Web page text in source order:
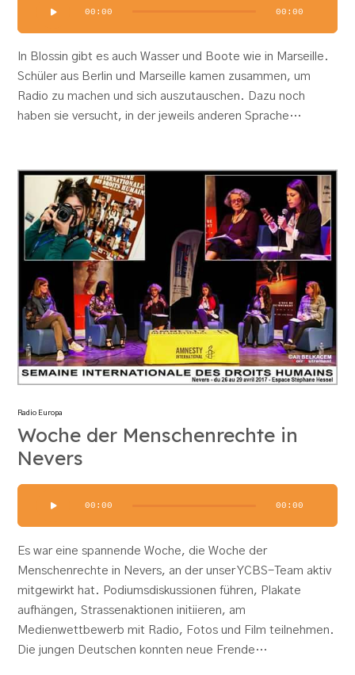
00:00 00:00
In Blossin gibt es auch Wasser und Boote wie in Marseille.
Schüler aus Berlin und Marseille kamen zusammen, um
Radio zu machen und sich auszutauschen. Dazu noch
haben sie versucht, in der jeweils anderen Sprache…
Radio Europa
Woche der Menschenrechte in
Nevers
00:00 00:00
Es war eine spannende Woche, die Woche der
Menschenrechte in Nevers, an der unser YCBS-Team aktiv
mitgewirkt hat. Podiumsdiskussionen führen, Plakate
aufhängen, Strassenaktionen initiieren, am
Medienwettbewerb mit Radio, Fotos und Film teilnehmen.
Die jungen Deutschen konnten neue Frende…